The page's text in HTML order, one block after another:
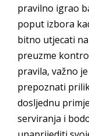
pravilno igrao
poput izbora
bitno utjecati
preuzme
pravila, važno
prepoznati
dosljednu
serviranja i